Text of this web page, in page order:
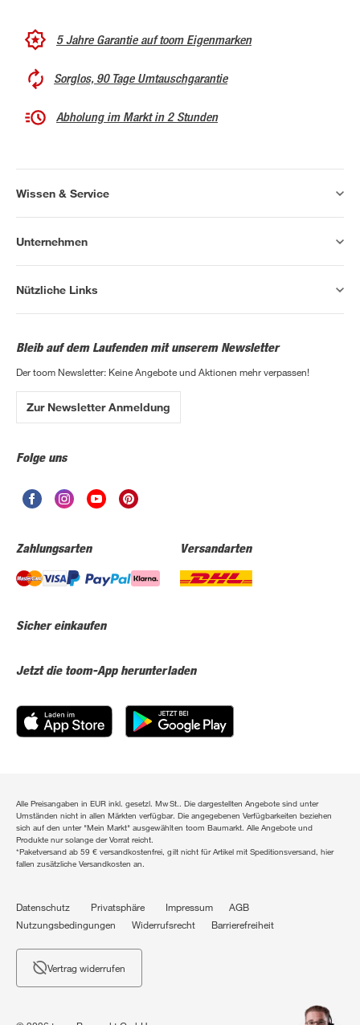
5 Jahre Garantie auf toom Eigenmarken
Sorglos, 90 Tage Umtauschgarantie
Abholung im Markt in 2 Stunden
Wissen & Service
Unternehmen
Nützliche Links
Bleib auf dem Laufenden mit unserem Newsletter
Der toom Newsletter: Keine Angebote und Aktionen mehr verpassen!
Zur Newsletter Anmeldung
Folge uns
Zahlungsarten Versandarten
Sicher einkaufen
Jetzt die toom-App herunterladen
Alle Preisangaben in EUR inkl. gesetzl. MwSt.. Die dargestellten Angebote sind unter
Umständen nicht in allen Märkten verfügbar. Die angegebenen Verfügbarkeiten beziehen
sich auf den unter "Mein Markt" ausgewählten toom Baumarkt. Alle Angebote und
Produkte nur solange der Vorrat reicht.
*Paketversand ab 59 € versandkostenfrei, gilt nicht für Artikel mit Speditionsversand, hier
fallen zusätzliche Versandkosten an.
Datenschutz Privatsphäre Impressum
AGB
Nutzungsbedingungen
Widerrufsrecht Barrierefreiheit
Vertrag widerrufen